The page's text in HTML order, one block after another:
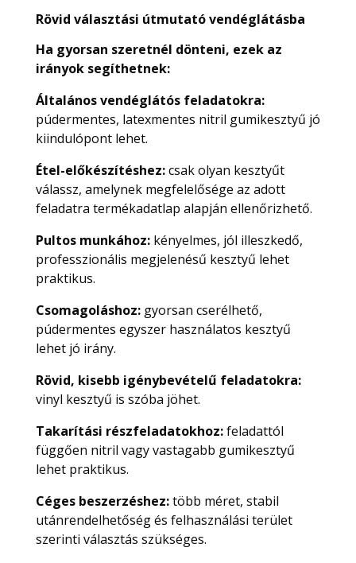
Rövid választási útmutató vendéglátásba
Ha gyorsan szeretnél dönteni, ezek az
irányok segíthetnek:
Általános vendéglátós feladatokra:
púdermentes, latexmentes nitril gumikesztyű jó
kiindulópont lehet.
Étel-előkészítéshez:csak olyan kesztyűt
válassz, amelynek megfelelősége az adott
feladatra termékadatlap alapján ellenőrizhető.
Pultos munkához:kényelmes, jól illeszkedő,
professzionális megjelenésű kesztyű lehet
praktikus.
Csomagoláshoz:gyorsan cserélhető,
púdermentes egyszer használatos kesztyű
lehet jó irány.
Rövid, kisebb igénybevételű feladatokra:
vinyl kesztyű is szóba jöhet.
Takarítási részfeladatokhoz:feladattól
függően nitril vagy vastagabb gumikesztyű
lehet praktikus.
Céges beszerzéshez:több méret, stabil
utánrendelhetőség és felhasználási terület
szerinti választás szükséges.